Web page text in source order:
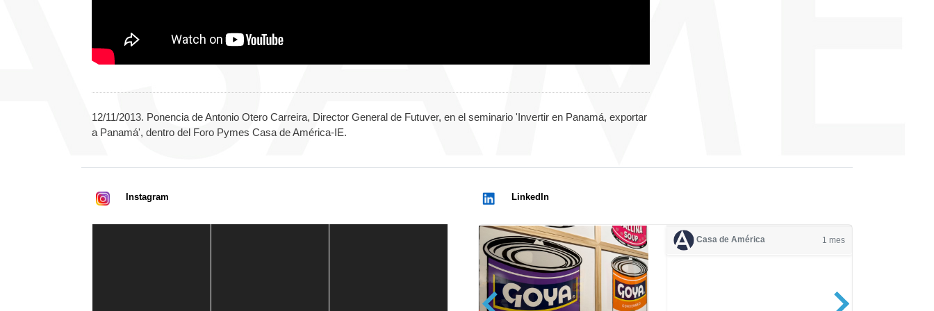
12/11/2013. Ponencia de Antonio Otero Carreira, Director General de Futuver, en el seminario 'Invertir en Panamá, exportar
a Panamá', dentro del Foro Pymes Casa de América-IE.
Instagram LinkedIn
Casa de América 1 mes